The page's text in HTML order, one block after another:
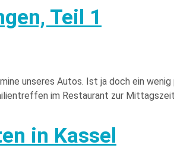
Teil 1
unseres Autos. Ist ja doch ein
im Restaurant zur
in Kassel